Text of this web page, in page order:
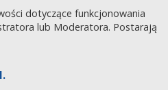
dotyczące funkcjonowania
lub Moderatora. Postarają